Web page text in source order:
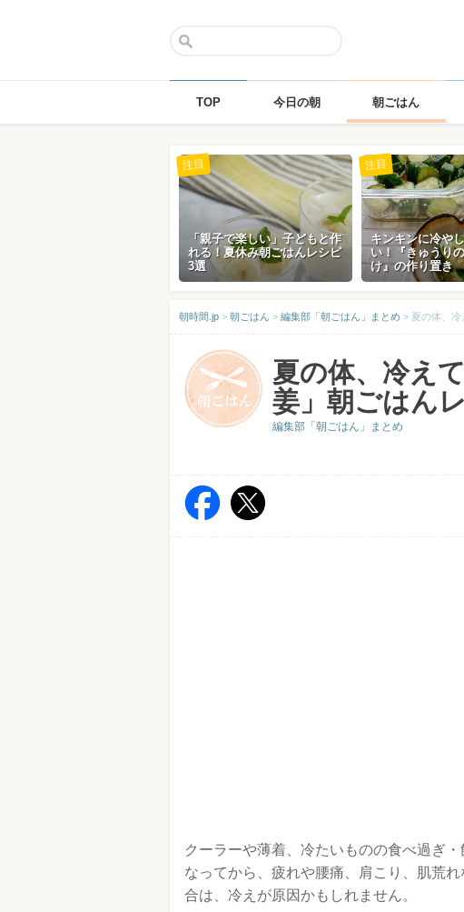
TOP 今日の朝 朝ごはん
「親子で楽しい」子どもと作
れる！夏休み朝ごはんレシピ
3選
注目
キンキンに冷や
い！『きゅうり
け』の作り置き
注目
朝時間.jp > 朝ごはん > 編集部「朝ごはん」まとめ > 夏の体、
夏の体、冷え
姜」朝ごはん
編集部「朝ごはん」まとめ
クーラーや薄着、冷たいものの食べ過ぎ
なってから、疲れや腰痛、肩こり、肌荒
合は、冷えが原因かもしれません。